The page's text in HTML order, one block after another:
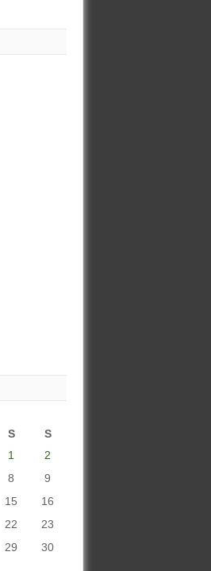
S
S
1
2
8
9
15
16
22
23
29
30